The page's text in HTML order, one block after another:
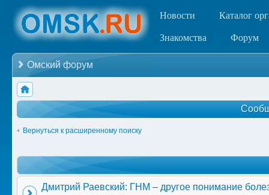
Новости Каталог
Знакомства Форум
Омский форум
Вернуться к расширенному поиску
Дмитрий Раевский: ГНМ – другое понимание